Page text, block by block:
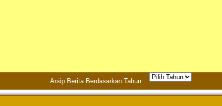
Arsip Berita Berdasarkan Tahun :